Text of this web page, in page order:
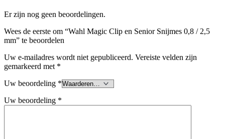
Er zijn nog geen beoordelingen.
Wees de eerste om “Wahl Magic Clip en Senior Snijmes 0,8 / 2,5
mm” te beoordelen
Uw e-mailadres wordt niet gepubliceerd. Vereiste velden zijn
gemarkeerd met *
Uw beoordeling *
Uw beoordeling *